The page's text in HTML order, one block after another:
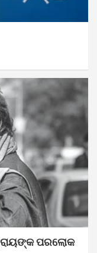
ରାୟଙ୍କ ପରଲୋକ